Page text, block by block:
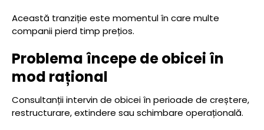
Această tranziție este momentul în care multe
companii pierd timp prețios.
Problema începe de obicei în
mod rațional
Consultanții intervin de obicei în perioade de creștere,
restructurare, extindere sau schimbare operațională.